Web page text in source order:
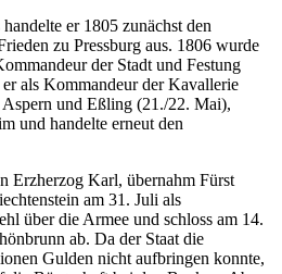
er 1805 zunächst den
zu Pressburg aus. 1806 wurde
der Stadt und Festung
als Kommandeur der Kavallerie
und Eßling (21./22. Mai),
und handelte erneut den
Erzherzog Karl, übernahm Fürst
am 31. Juli als
über die Armee und schloss am 14.
ab. Da der Staat die
Gulden nicht aufbringen konnte,